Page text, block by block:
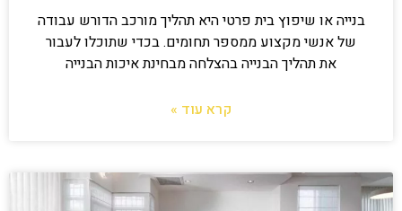
בנייה או שיפוץ בית פרטי היא תהליך מורכב הדורש עבודה
של אנשי מקצוע ממספר תחומים. בכדי שתוכלו לעבור
את תהליך הבנייה בהצלחה מבחינת איכות הבנייה
קרא עוד »